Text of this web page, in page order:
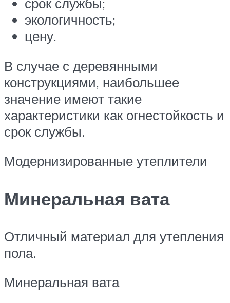
экологичность;
цену.
В случае с деревянными
конструкциями, наибольшее
значение имеют такие
характеристики как огнестойкость и
срок службы.
Модернизированные утеплители
Минеральная вата
Отличный материал для утепления
пола.
Минеральная вата